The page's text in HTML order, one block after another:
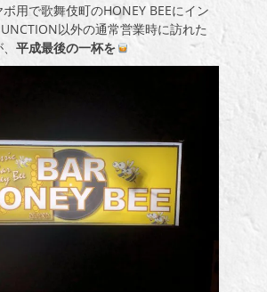
用で歌舞伎町のHONEY BEEにイン
以外の通常営業時に訪れた
平成最後の一杯を